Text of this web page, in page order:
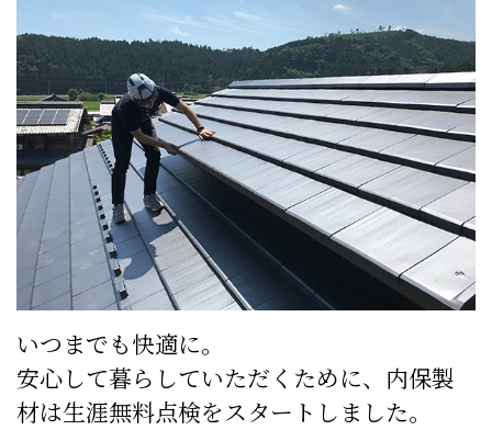
いつまでも快適に。
安心して暮らしていただくために、内保製
材は生涯無料点検をスタートしました。